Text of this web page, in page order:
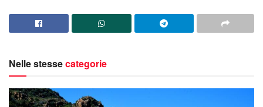
Nelle stessecategorie